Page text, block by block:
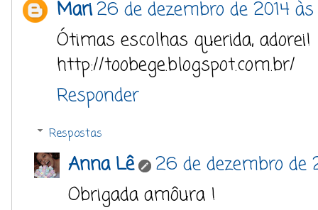
Mari26 de dezembro de 2014 às
Ótimas escolhas querida, adorei!
http://toobege.blogspot.com.br/
Responder
Respostas
Anna Lê
26 de dezembro de
Obrigada amôura !